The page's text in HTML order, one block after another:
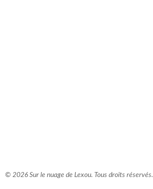
© 2026 Sur le nuage de Lexou. Tous droits réservés.